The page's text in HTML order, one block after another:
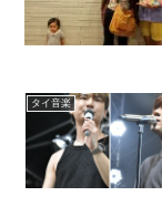
タイ音楽